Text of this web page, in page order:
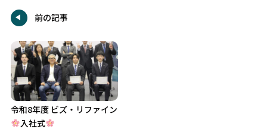
前の記事
令和8年度 ビズ・リファイン
入社式